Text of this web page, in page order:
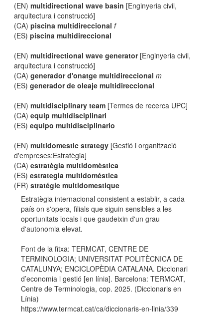
(EN)multidirectional wave basin [Enginyeria civil,
arquitectura i construcció]
(CA)piscina multidireccional f
(ES)piscina multidireccional
(EN)multidirectional wave generator[Enginyeria civil,
arquitectura i construcció]
(CA)generador d'onatge multidireccional m
(ES)generador de oleaje multidireccional
(EN)multidisciplinary team [Termes de recerca UPC]
(CA)equip multidisciplinari
(ES)equipo multidisciplinario
(EN)multidomestic strategy [Gestió i organització
d'empreses:Estratègia]
(CA)estratègia multidomèstica
(ES)estrategia multidoméstica
(FR)stratégie multidomestique
Estratègia internacional consistent a establir, a cada
país on s'opera, filials que siguin sensibles a les
oportunitats locals i que gaudeixin d'un grau
d'autonomia elevat.
Font de la fitxa: TERMCAT, CENTRE DE
TERMINOLOGIA; UNIVERSITAT POLITÈCNICA DE
CATALUNYA; ENCICLOPÈDIA CATALANA. Diccionari
d’economia i gestió [en línia]. Barcelona: TERMCAT,
Centre de Terminologia, cop. 2025. (Diccionaris en
Línia)
https://www.termcat.cat/ca/diccionaris-en-linia/339